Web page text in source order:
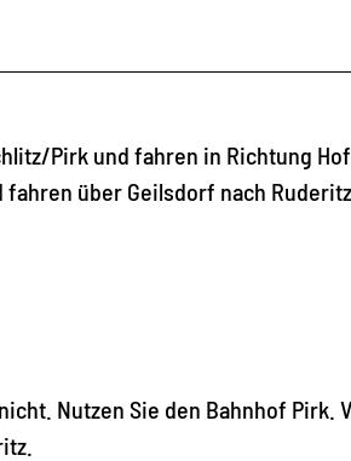
Pirk und fahren in Richtung
über Geilsdorf nach
Nutzen Sie den Bahnhof Pirk.